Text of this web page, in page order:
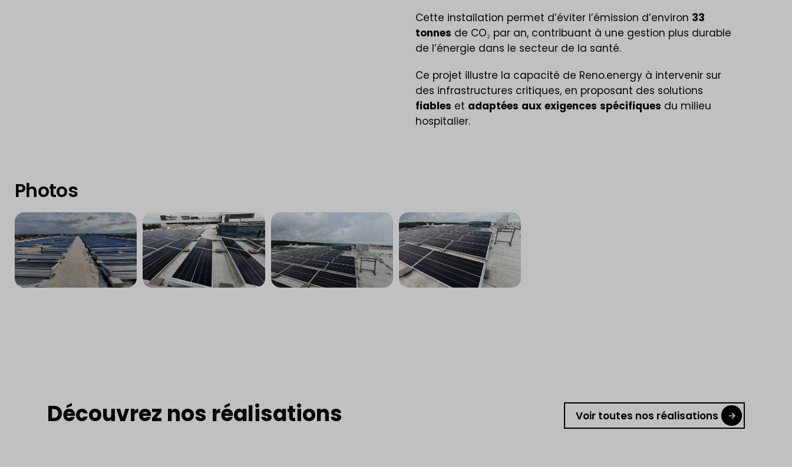
Cette installation permet d’éviter l’émission d’environ 33
tonnes de CO₂ par an, contribuant à une gestion plus durable
de l’énergie dans le secteur de la santé.
Ce projet illustre la capacité de Reno.energy à intervenir sur
des infrastructures critiques, en proposant des solutions
fiables et adaptées aux exigences spécifiques du milieu
hospitalier.
Photos
Découvrez nos réalisations Voir toutes nos réalisations